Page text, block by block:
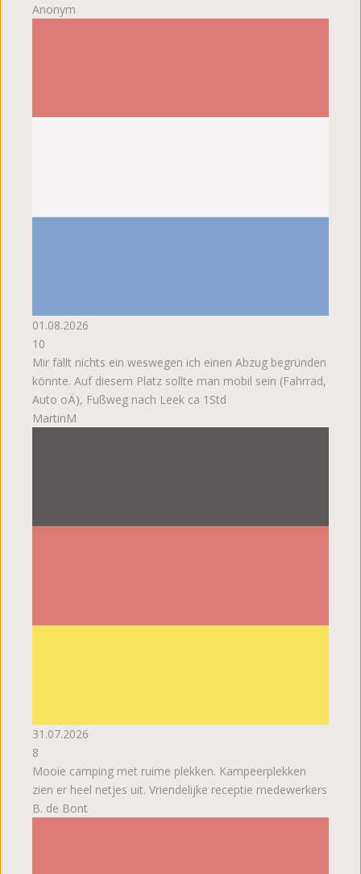
Anonym
01.08.2026
10
Mir fällt nichts ein weswegen ich einen Abzug begründen
könnte. Auf diesem Platz sollte man mobil sein (Fahrrad,
Auto oÄ), Fußweg nach Leek ca 1Std
MartinM
31.07.2026
8
Mooie camping met ruime plekken. Kampeerplekken
zien er heel netjes uit. Vriendelijke receptie medewerkers
B. de Bont